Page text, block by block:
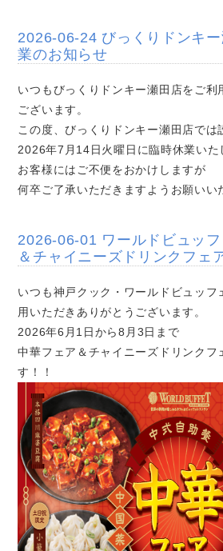
2026-06-24 びっくりドンキ
業のお知らせ
いつもびっくりドンキー瀬田店をご利
ございます。
この度、びっくりドンキー瀬田店では
2026年7月14日火曜日に臨時休業いた
お客様にはご不便をおかけしますが
何卒ご了承いただきますようお願いい
2026-06-01 ワールドビュッ
＆チャイニーズドリンクフェ
いつも神戸クック・ワールドビュッフ
用いただきありがとうございます。
2026年6月1日から8月3日まで
中華フェア＆チャイニーズドリンクフ
す！！